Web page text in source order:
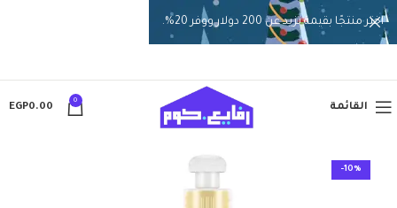
القائمة
0
EGP0.00
-10%
اختر منتجًا بقيمة تزيد عن 200 دولار ووفر 20%.